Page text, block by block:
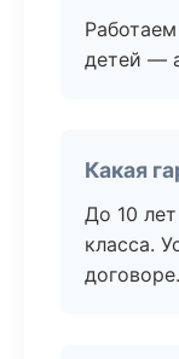
детей —
Какая
До 10
класса.
договоре.